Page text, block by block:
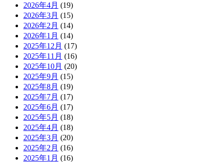
2026年4月 (19)
2026年3月 (15)
2026年2月 (14)
2026年1月 (14)
2025年12月 (17)
2025年11月 (16)
2025年10月 (20)
2025年9月 (15)
2025年8月 (19)
2025年7月 (17)
2025年6月 (17)
2025年5月 (18)
2025年4月 (18)
2025年3月 (20)
2025年2月 (16)
2025年1月 (16)